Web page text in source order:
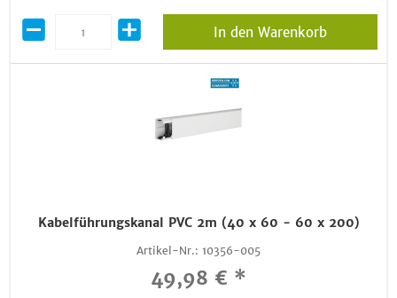
In den Warenkorb
Kabelführungskanal PVC 2m (40 x 60 - 60 x 200)
Artikel-Nr.: 10356-005
49,98 € *